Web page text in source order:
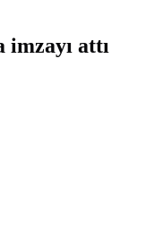
imzayı attı